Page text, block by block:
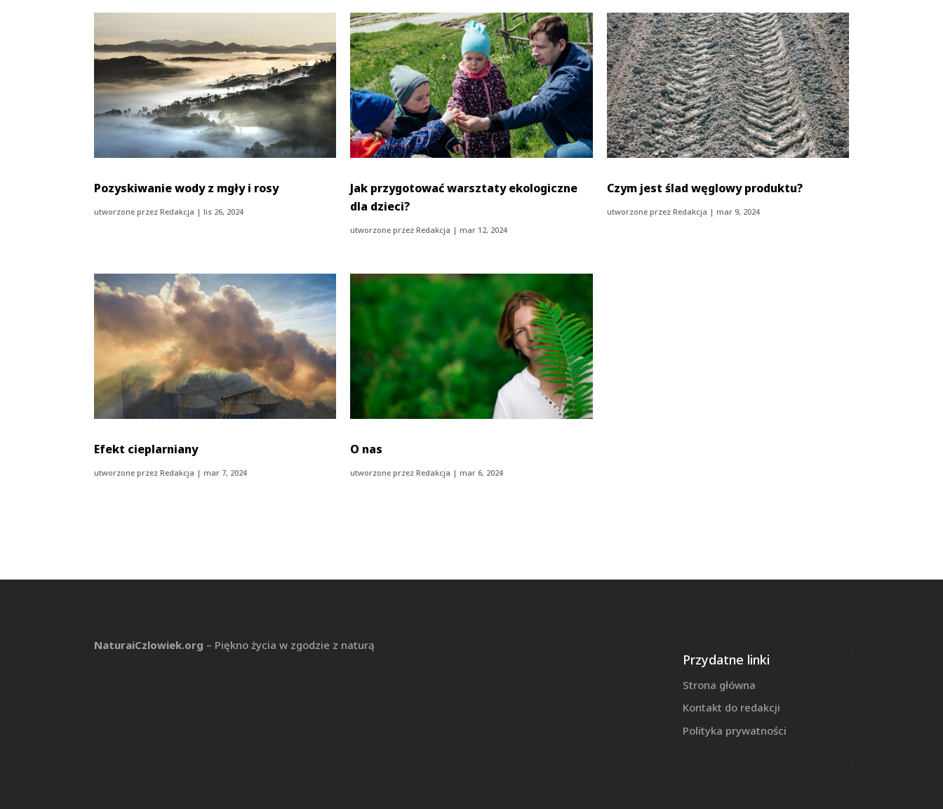
Pozyskiwanie wody z mgły i rosy
utworzone przezRedakcja |lis 26, 2024
Jak przygotować warsztaty ekologiczne
dla dzieci?
utworzone przezRedakcja |mar 12, 2024
Czym jest ślad węglowy produktu?
utworzone przez Redakcja | mar 9, 2024
Efekt cieplarniany
utworzone przezRedakcja |mar 7, 2024
O nas
utworzone przezRedakcja |mar 6, 2024
NaturaiCzlowiek.org – Piękno życia w zgodzie z naturą
Przydatne linki
Strona główna
Kontakt do redakcji
Polityka prywatności